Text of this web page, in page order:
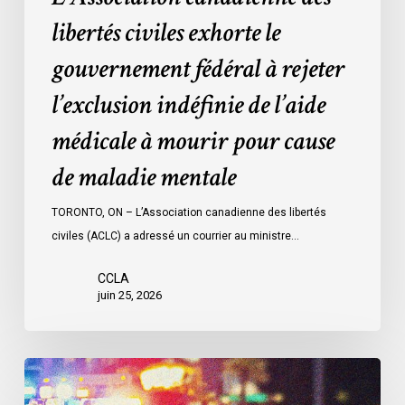
l’aide
médicale
mourir
cause
maladie
mentale
libertés civiles exhorte le
gouvernement fédéral à rejeter
l’exclusion indéfinie de l’aide
médicale à mourir pour cause
de maladie mentale
TORONTO, ON – L’Association canadienne des libertés
civiles (ACLC) a adressé un courrier au ministre…
CCLA
juin 25, 2026
Appels
en